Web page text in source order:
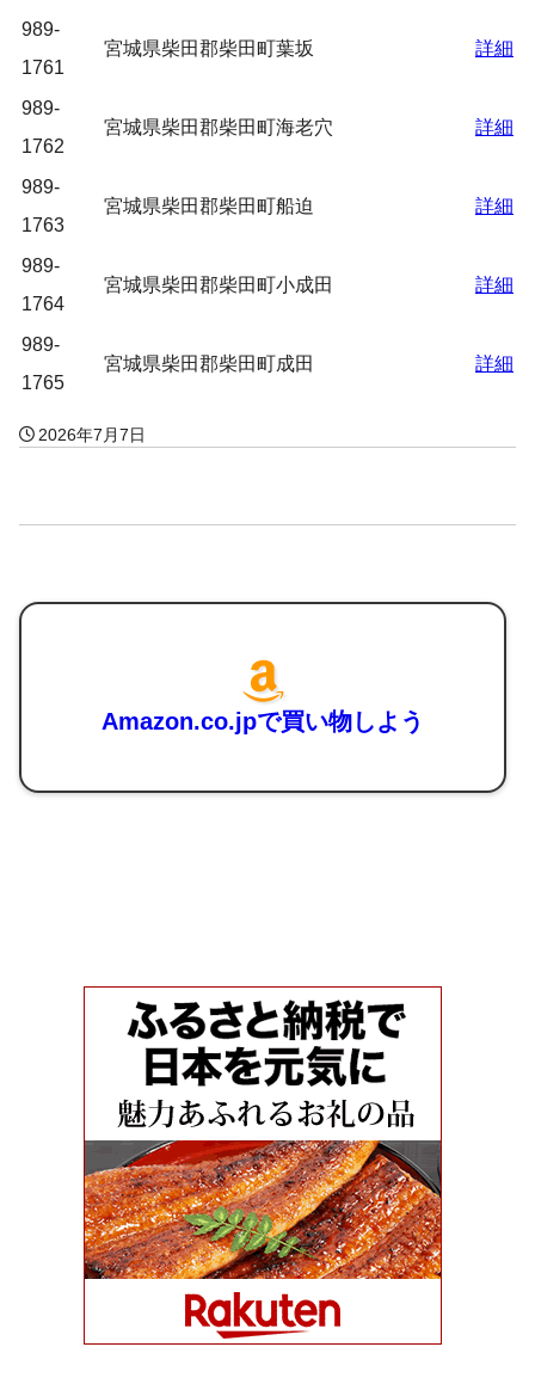
989-
1761
宮城県柴田郡柴田町葉坂 詳細
989-
1762
宮城県柴田郡柴田町海老穴 詳細
989-
1763
宮城県柴田郡柴田町船迫 詳細
989-
1764
宮城県柴田郡柴田町小成田 詳細
989-
1765
宮城県柴田郡柴田町成田 詳細
2026年7月7日
Amazon.co.jpで買い物しよう